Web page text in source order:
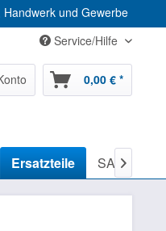
und Gewerbe
Service/Hilfe
0,00 € *
Ersatzteile SALE %
